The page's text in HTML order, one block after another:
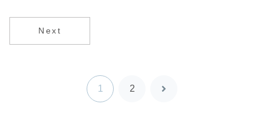
バ・メジナ
Next
1 2
次